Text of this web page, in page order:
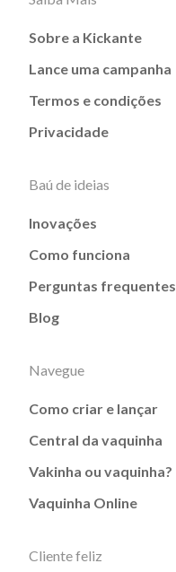
Sobre a Kickante
Lance uma campanha
Termos e condições
Privacidade
Baú de ideias
Inovações
Como funciona
Perguntas frequentes
Blog
Navegue
Como criar e lançar
Central da vaquinha
Vakinha ou vaquinha?
Vaquinha Online
Cliente feliz